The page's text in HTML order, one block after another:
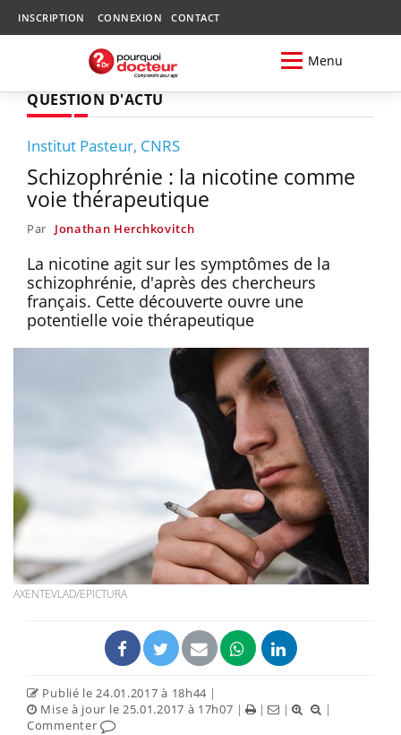
INSCRIPTION CONNEXION CONTACT
Menu
QUESTION D'ACTU
Institut Pasteur, CNRS
Schizophrénie : la nicotine comme
voie thérapeutique
Par Jonathan Herchkovitch
La nicotine agit sur les symptômes de la
schizophrénie, d'après des chercheurs
français. Cette découverte ouvre une
potentielle voie thérapeutique
AXENTEVLAD/EPICTURA
Publié le 24.01.2017 à 18h44 |
Mise à jour le 25.01.2017 à 17h07 | | |
|
Commenter